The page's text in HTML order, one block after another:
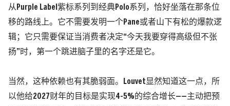
从Purple Label紫标系列到经典Polo系列，恰好坐落在那条位
移的路线上。它不需要发明一个Pane或者山下有松的爆款逻
辑；它只需要保证当消费者决定“今天我要穿得高级但不张
扬”时，第一个跳进脑子里的名字还是它。
当然，这种依赖也有其脆弱面。Louvet显然知道这一点，所
以他给2027财年的目标是实现4-5%的综合增长——主动把预